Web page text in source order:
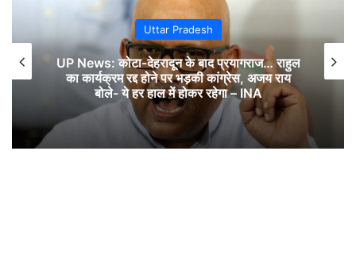
Uttar Pradesh
UP News: कोटा-देहरादून के बाद प्रयागराज… राहुल
का कार्यक्रम रद्द होने पर भड़की कांग्रेस, अजय राय
बोले- ये हर हाल में होकर रहेगा – INA